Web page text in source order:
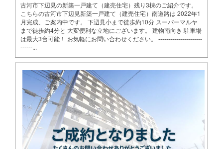
古河市下辺見の新築一戸建て（建売住宅）残り3棟のご紹介です。
こちらの古河市下辺見新築一戸建て（建売住宅）南道路は 2022年1
月完成、ご案内中です。 下辺見小まで徒歩約10分 スーパーマルヤ
まで徒歩約4分と 大変便利な立地にございます。 建物南向き 駐車場
は最大3台可能！ お気軽にお問い合わせください。 ----------------------
------...